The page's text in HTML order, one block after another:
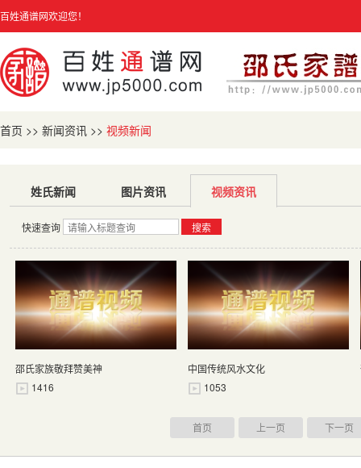
百姓通谱网欢迎您！
首页 >> 新闻资讯 >> 视频新闻
姓氏新闻 图片资讯 视频资讯
快速查询 搜索
邵氏家族敬拜赞美神
1416
中国传统风水文化
1053